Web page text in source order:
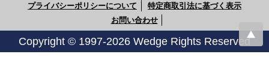
プライバシーポリシーについて
特定商取引法に基づく表示
お問い合わせ
Copyright © 1997-2026 Wedge Rights Reserved